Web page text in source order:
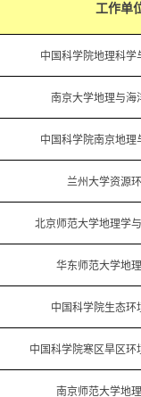
工作单
中国科学院地理科学
南京大学地理与海
中国科学院南京地理
兰州大学资源
北京师范大学地理学
华东师范大学地
中国科学院生态环
中国科学院寒区旱区环
南京师范大学地